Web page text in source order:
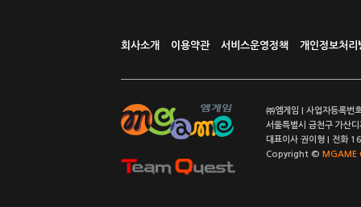
회사소개 이용약관 서비스운영정책 개인정보처리
㈜엠게임 | 사업자등록
서울특별시 금천구 가산
대표이사 권이형 | 전
Copyright © MGAME